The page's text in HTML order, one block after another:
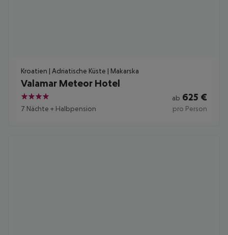
Kroatien | Adriatische Küste | Makarska
Valamar Meteor Hotel
4
7 Nächte + Halbpension
ab 625 €
pro Person